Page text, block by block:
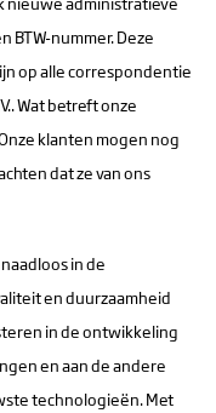
BTW-nummer. Deze
op alle correspondentie
Wat betreft onze
klanten mogen nog
dat ze van ons
in de
en duurzaamheid
in de ontwikkeling
en aan de andere
technologieën. Met